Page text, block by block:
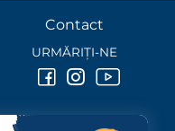
Contact
URMĂRIȚI-NE